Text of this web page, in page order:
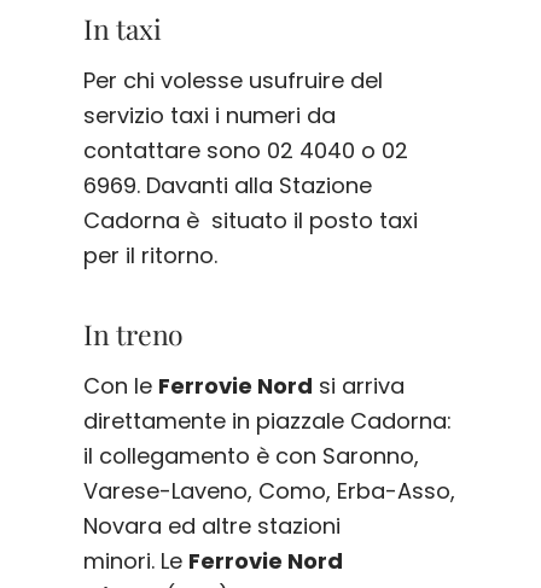
In taxi
Per chi volesse usufruire del
servizio taxi i numeri da
contattare sono 02 4040 o 02
6969. Davanti alla Stazione
Cadorna è situato il posto taxi
per il ritorno.
In treno
Con le Ferrovie Nord si arriva
direttamente in piazzale Cadorna:
il collegamento è con Saronno,
Varese-Laveno, Como, Erba-Asso,
Novara ed altre stazioni
minori. Le Ferrovie Nord